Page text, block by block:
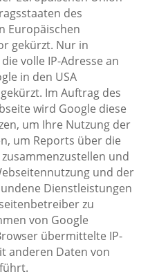
des
Europäischen
gekürzt. Nur in
volle IP-Adresse an
in den USA
Im Auftrag des
wird Google diese
um Ihre Nutzung der
um Reports über die
und
und der
Dienstleistungen
zu
von Google
übermittelte IP-
anderen Daten von